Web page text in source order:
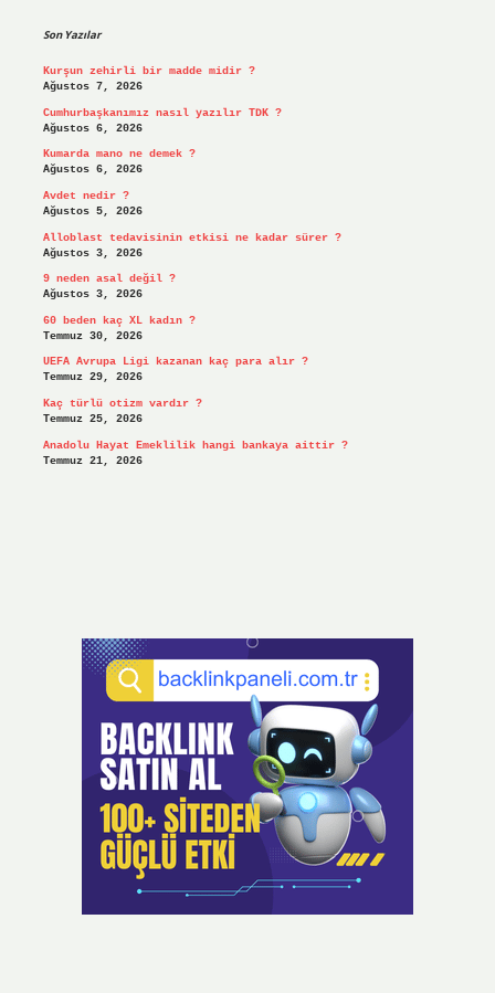
Son Yazılar
Kurşun zehirli bir madde midir ?
Ağustos 7, 2026
Cumhurbaşkanımız nasıl yazılır TDK ?
Ağustos 6, 2026
Kumarda mano ne demek ?
Ağustos 6, 2026
Avdet nedir ?
Ağustos 5, 2026
Alloblast tedavisinin etkisi ne kadar sürer ?
Ağustos 3, 2026
9 neden asal değil ?
Ağustos 3, 2026
60 beden kaç XL kadın ?
Temmuz 30, 2026
UEFA Avrupa Ligi kazanan kaç para alır ?
Temmuz 29, 2026
Kaç türlü otizm vardır ?
Temmuz 25, 2026
Anadolu Hayat Emeklilik hangi bankaya aittir ?
Temmuz 21, 2026